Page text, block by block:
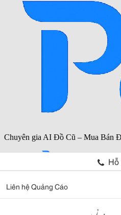
Liên hệ Quảng Cáo